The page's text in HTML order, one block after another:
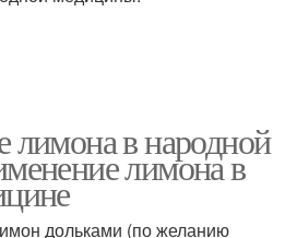
лимона в народной
лимона в
дольками (по желанию